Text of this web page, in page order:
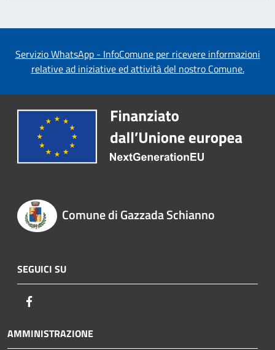
Servizio WhatsApp - InfoComune per ricevere informazioni
relative ad iniziative ed attività del nostro Comune.
Comune di Gazzada Schianno
SEGUICI SU
AMMINISTRAZIONE